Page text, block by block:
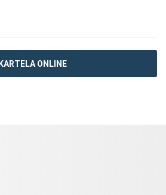
KARTELA ONLINE